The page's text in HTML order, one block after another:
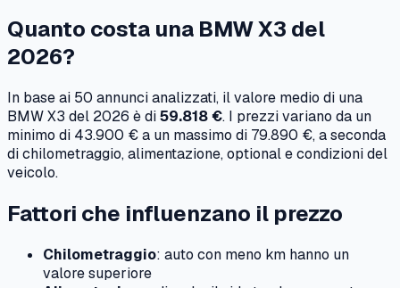
Quanto costa una BMWX3 del
2026?
In base ai 50 annunci analizzati, il valore medio di una
BMWX3 del 2026 è di59.818 €. I prezzi variano da un
minimo di 43.900 €a un massimo di 79.890 €, a seconda
di chilometraggio, alimentazione, optional e condizioni del
veicolo.
Fattori che influenzano il prezzo
Chilometraggio: auto con meno km hanno un
valore superiore